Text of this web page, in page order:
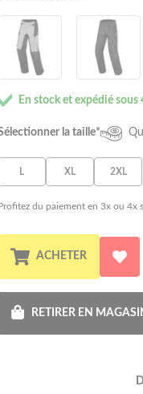
En stock et expédié sous
la taille*
L XL 2XL
du paiement en 3x ou 4x
ACHETER
RETIRER EN